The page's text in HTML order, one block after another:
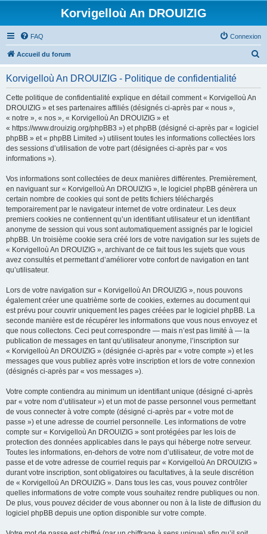
Korvigelloù An DROUIZIG
FAQ Connexion
Accueil du forum
Korvigelloù An DROUIZIG - Politique de confidentialité
Cette politique de confidentialité explique en détail comment « Korvigelloù An
DROUIZIG » et ses partenaires affiliés (désignés ci-après par « nous »,
« notre », « nos », « Korvigelloù An DROUIZIG » et
« https://www.drouizig.org/phpBB3 ») et phpBB (désigné ci-après par « logiciel
phpBB » et « phpBB Limited ») utilisent toutes les informations collectées lors
des sessions d’utilisation de votre part (désignées ci-après par « vos
informations »).
Vos informations sont collectées de deux manières différentes. Premièrement,
en naviguant sur « Korvigelloù An DROUIZIG », le logiciel phpBB génèrera un
certain nombre de cookies qui sont de petits fichiers téléchargés
temporairement par le navigateur internet de votre ordinateur. Les deux
premiers cookies ne contiennent qu’un identifiant utilisateur et un identifiant
anonyme de session qui vous sont automatiquement assignés par le logiciel
phpBB. Un troisième cookie sera créé lors de votre navigation sur les sujets de
« Korvigelloù An DROUIZIG », archivant de ce fait tous les sujets que vous
avez consultés et permettant d’améliorer votre confort de navigation en tant
qu’utilisateur.
Lors de votre navigation sur « Korvigelloù An DROUIZIG », nous pouvons
également créer une quatrième sorte de cookies, externes au document qui
est prévu pour couvrir uniquement les pages créées par le logiciel phpBB. La
seconde manière est de récupérer les informations que vous nous envoyez et
que nous collectons. Ceci peut correspondre — mais n’est pas limité à — la
publication de messages en tant qu’utilisateur anonyme, l’inscription sur
« Korvigelloù An DROUIZIG » (désignée ci-après par « votre compte ») et les
messages que vous publiez après votre inscription et lors de votre connexion
(désignés ci-après par « vos messages »).
Votre compte contiendra au minimum un identifiant unique (désigné ci-après
par « votre nom d’utilisateur ») et un mot de passe personnel vous permettant
de vous connecter à votre compte (désigné ci-après par « votre mot de
passe ») et une adresse de courriel personnelle. Les informations de votre
compte sur « Korvigelloù An DROUIZIG » sont protégées par les lois de
protection des données applicables dans le pays qui héberge notre serveur.
Toutes les informations, en-dehors de votre nom d’utilisateur, de votre mot de
passe et de votre adresse de courriel requis par « Korvigelloù An DROUIZIG »
durant votre inscription, sont obligatoires ou facultatives, à la seule discrétion
de « Korvigelloù An DROUIZIG ». Dans tous les cas, vous pouvez contrôler
quelles informations de votre compte vous souhaitez rendre publiques ou non.
De plus, vous pouvez décider de vous abonner ou non à la liste de diffusion du
logiciel phpBB depuis une option disponible sur votre compte.